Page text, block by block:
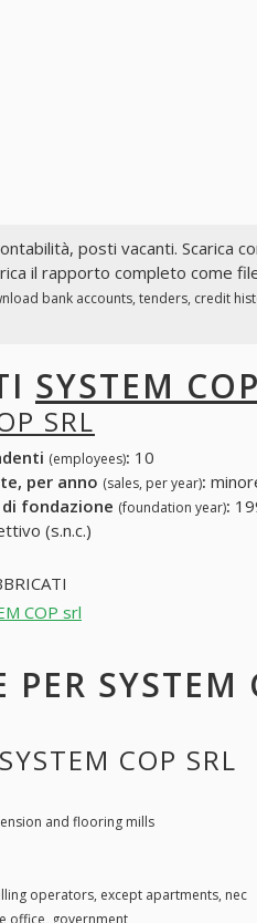
posti vacanti. Scarica
il rapporto completo come
bank accounts, tenders, credit
SYSTEM
SRL
(employees): 10
per anno (sales, per year):
fondazione (foundation year):
(s.n.c.)
COP srl
SYSTEM
COP SRL
and flooring mills
operators, except apartments, nec